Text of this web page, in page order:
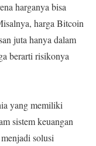
harganya bisa
harga Bitcoin
juta hanya dalam
berarti risikonya
yang memiliki
sistem keuangan
solusi